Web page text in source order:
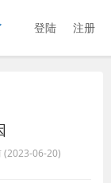
登陆 注册
(2023-06-20)